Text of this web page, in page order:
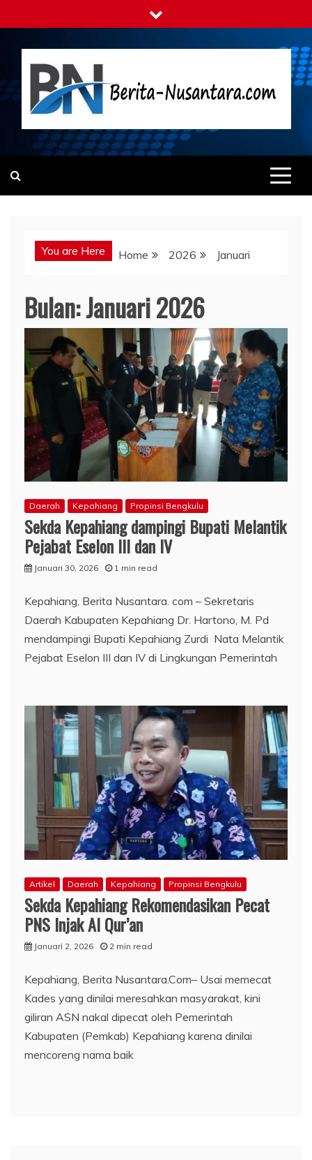
to
content
Berita-nusantara.com
Kabar Nusantara Terpercaya
You are Here Home 2026 Januari
Bulan:Januari 2026
Daerah Kepahiang Propinsi Bengkulu
Sekda Kepahiang dampingi Bupati Melantik
Pejabat Eselon III dan IV
Januari 30, 2026 1 min read
Kepahiang, Berita Nusantara. com – Sekretaris
Daerah Kabupaten Kepahiang Dr. Hartono, M. Pd
mendampingi Bupati Kepahiang Zurdi Nata Melantik
Pejabat Eselon III dan IV di Lingkungan Pemerintah
Artikel Daerah Kepahiang Propinsi Bengkulu
Sekda Kepahiang Rekomendasikan Pecat
PNS Injak Al Qur’an
Januari 2, 2026 2 min read
Kepahiang, Berita Nusantara.Com– Usai memecat
Kades yang dinilai meresahkan masyarakat, kini
giliran ASN nakal dipecat oleh Pemerintah
Kabupaten (Pemkab) Kepahiang karena dinilai
mencoreng nama baik